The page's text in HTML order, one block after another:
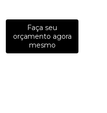
Faça seu
orçamento agora
mesmo